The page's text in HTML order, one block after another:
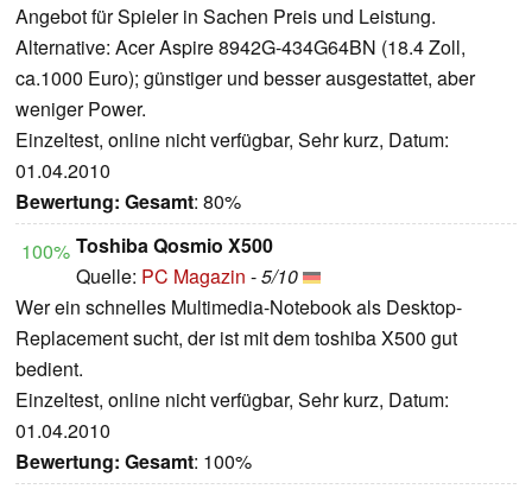
Angebot für Spieler in Sachen Preis und Leistung.
Alternative: Acer Aspire 8942G-434G64BN (18.4 Zoll,
ca.1000 Euro); günstiger und besser ausgestattet, aber
weniger Power.
Einzeltest, online nicht verfügbar, Sehr kurz, Datum:
01.04.2010
Bewertung: Gesamt: 80%
100% Toshiba Qosmio X500
Quelle: PC Magazin -5/10
Wer ein schnelles Multimedia-Notebook als Desktop-
Replacement sucht, der ist mit dem toshiba X500 gut
bedient.
Einzeltest, online nicht verfügbar, Sehr kurz, Datum:
01.04.2010
Bewertung: Gesamt: 100%